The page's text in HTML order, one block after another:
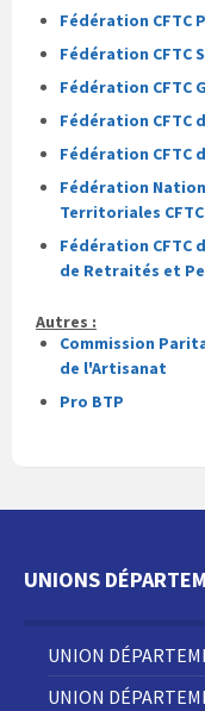
Fédération CFTC
Fédération CFTC
Fédération CFTC
Fédération CFTC
Fédération CFTC
Fédération
Territoriales CFTC
Fédération CFTC
de Retraités et
Autres :
Commission
de l'Artisanat
Pro BTP
UNIONS
UNION
UNION